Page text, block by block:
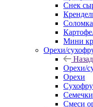
Снек
Соломка
Мини
Орехи/
Назад
Орехи/
Орехи
Семечки
Смеси